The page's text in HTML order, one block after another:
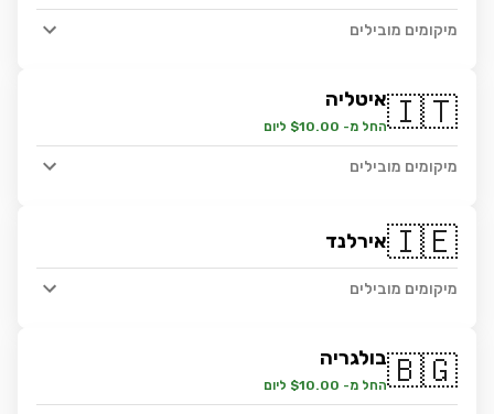
מיקומים מובילים
🇮🇹איטליה
החל מ- $10.00 ליום
מיקומים מובילים
🇮🇪אירלנד
מיקומים מובילים
🇧🇬בולגריה
החל מ- $10.00 ליום